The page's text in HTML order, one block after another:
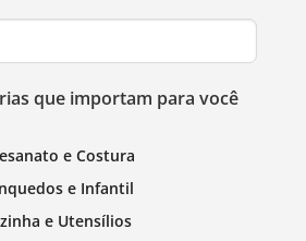
que importam para você
e Costura
e Infantil
e Utensílios